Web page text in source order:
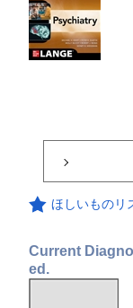
ほしいものリ
Current
ed.